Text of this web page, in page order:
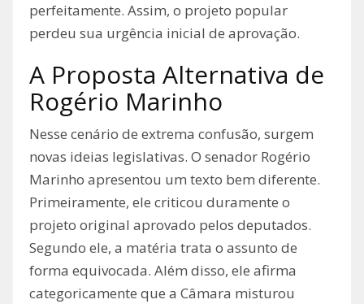
perfeitamente. Assim, o projeto popular
perdeu sua urgência inicial de aprovação.
A Proposta Alternativa de
Rogério Marinho
Nesse cenário de extrema confusão, surgem
novas ideias legislativas. O senador Rogério
Marinho apresentou um texto bem diferente.
Primeiramente, ele criticou duramente o
projeto original aprovado pelos deputados.
Segundo ele, a matéria trata o assunto de
forma equivocada. Além disso, ele afirma
categoricamente que a Câmara misturou